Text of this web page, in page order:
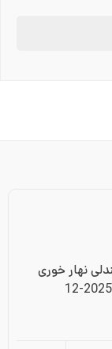
میز صندلی نهار خوری